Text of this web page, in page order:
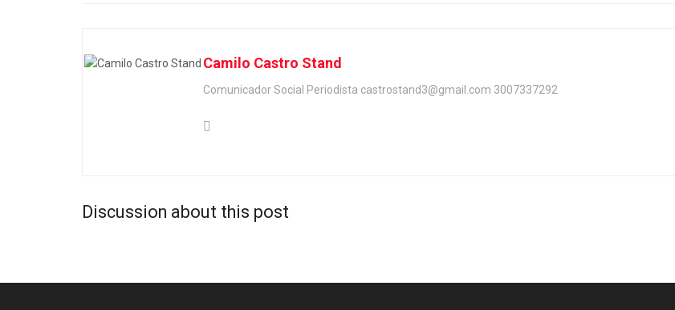
Camilo Castro Stand
Comunicador Social Periodista castrostand3@gmail.com 3007337292
Discussion about this post